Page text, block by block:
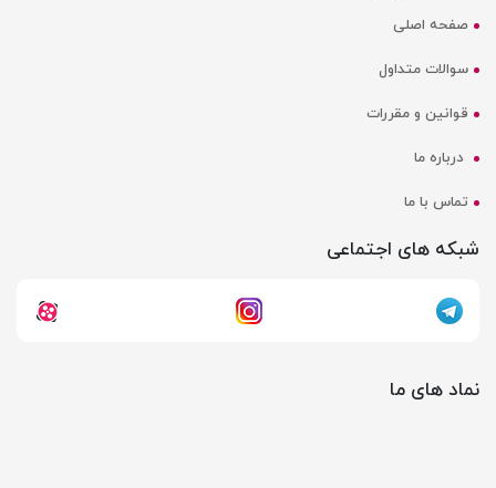
صفحه اصلی
سوالات متداول
قوانین و مقررات
درباره ما
تماس با ما
شبکه های اجتماعی
نماد های ما